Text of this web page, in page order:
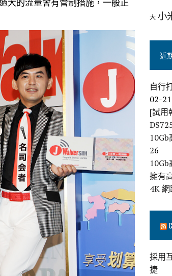
大 小
近
自行
02-21
[試用
26
擁有
4K
採用
捷